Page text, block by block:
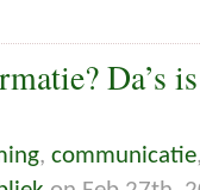
Da’s
, communicatie